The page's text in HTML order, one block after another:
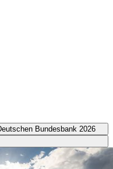
Bundesbank 2026